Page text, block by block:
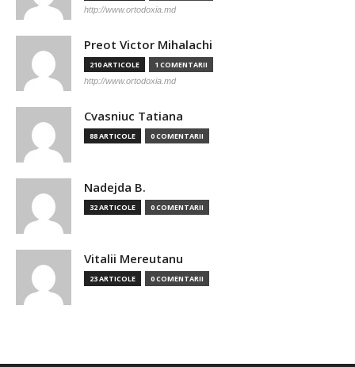
http://www.ortodoxia.md
Preot Victor Mihalachi
210 ARTICOLE 1 COMENTARII
http://www.ortodoxia.md
Cvasniuc Tatiana
88 ARTICOLE 0 COMENTARII
Nadejda B.
32 ARTICOLE 0 COMENTARII
Vitalii Mereutanu
23 ARTICOLE 0 COMENTARII